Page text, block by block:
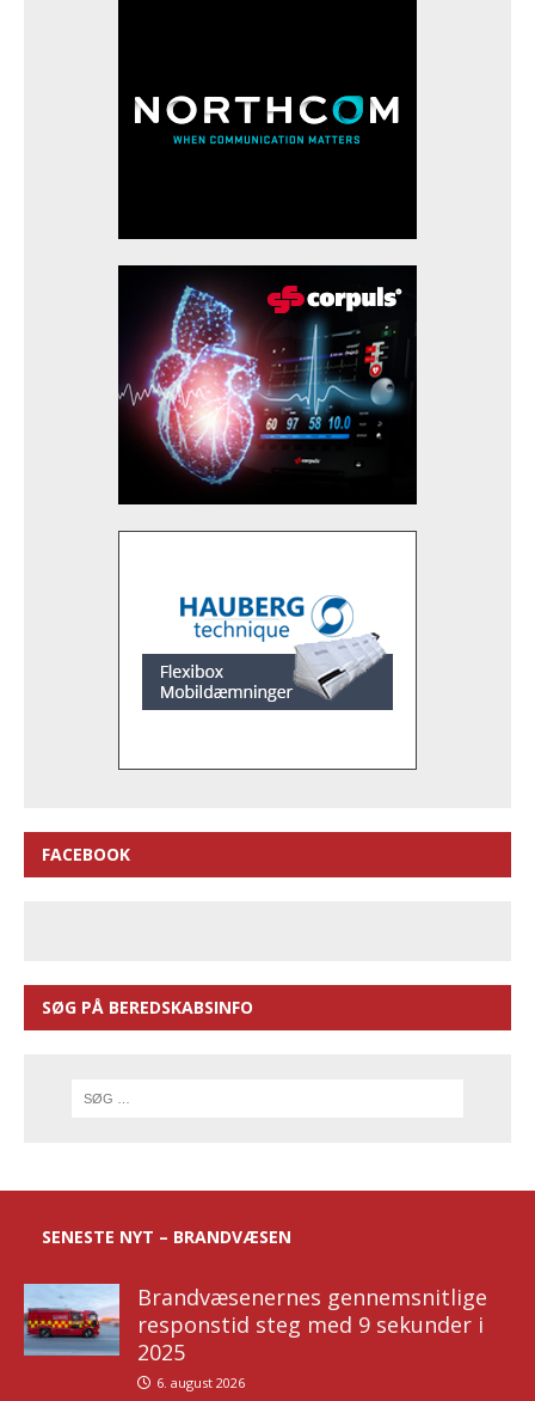
FACEBOOK
SØG PÅ BEREDSKABSINFO
SENESTE NYT – BRANDVÆSEN
Brandvæsenernes gennemsnitlige
responstid steg med 9 sekunder i
2025
6. august 2026